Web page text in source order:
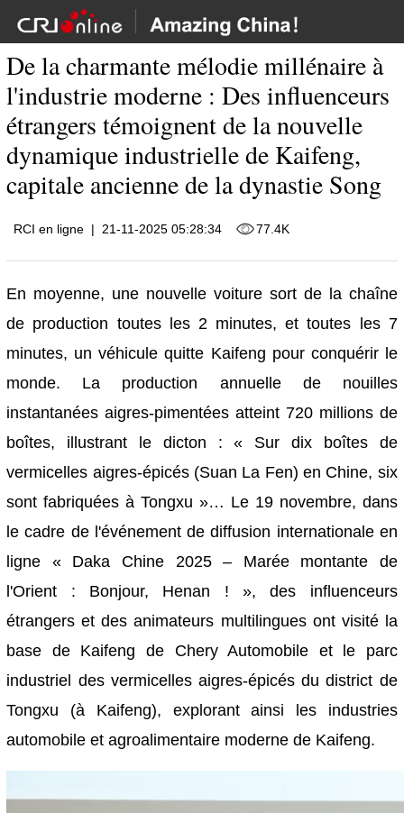
De la charmante mélodie millénaire à
l'industrie moderne : Des influenceurs
étrangers témoignent de la nouvelle
dynamique industrielle de Kaifeng,
capitale ancienne de la dynastie Song
RCI en ligne | 21-11-2025 05:28:34 77.4K
En moyenne, une nouvelle voiture sort de la chaîne
de production toutes les 2 minutes, et toutes les 7
minutes, un véhicule quitte Kaifeng pour conquérir le
monde. La production annuelle de nouilles
instantanées aigres-pimentées atteint 720 millions de
boîtes, illustrant le dicton : « Sur dix boîtes de
vermicelles aigres-épicés (Suan La Fen) en Chine, six
sont fabriquées à Tongxu »… Le 19 novembre, dans
le cadre de l'événement de diffusion internationale en
ligne « Daka Chine 2025 – Marée montante de
l'Orient : Bonjour, Henan ! », des influenceurs
étrangers et des animateurs multilingues ont visité la
base de Kaifeng de Chery Automobile et le parc
industriel des vermicelles aigres-épicés du district de
Tongxu (à Kaifeng), explorant ainsi les industries
automobile et agroalimentaire moderne de Kaifeng.